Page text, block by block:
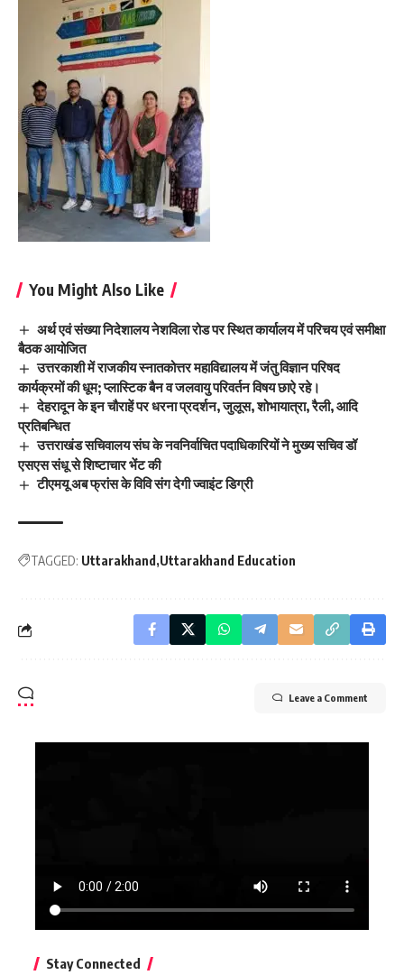
You Might Also Like
अर्थ एवं संख्या निदेशालय नेशविला रोड पर स्थित कार्यालय में परिचय एवं समीक्षा
बैठक आयोजित
उत्तरकाशी में राजकीय स्नातकोत्तर महाविद्यालय में जंतु विज्ञान परिषद
कार्यक्रमों की धूम; प्लास्टिक बैन व जलवायु परिवर्तन विषय छाऐ रहे।
देहरादून के इन चौराहें पर धरना प्रदर्शन, जुलूस, शोभायात्रा, रैली, आदि
प्रतिबन्धित
उत्तराखंड सचिवालय संघ के नवनिर्वाचित पदाधिकारियों ने मुख्य सचिव डॉ
एसएस संधू से शिष्टाचार भेंट की
टीएमयू अब फ्रांस के विवि संग देगी ज्वाइंट डिग्री
TAGGED: Uttarakhand Uttarakhand Education
Leave a Comment
Stay Connected